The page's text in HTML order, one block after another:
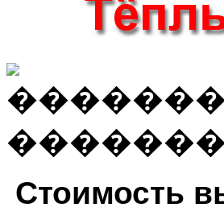
Стоимость